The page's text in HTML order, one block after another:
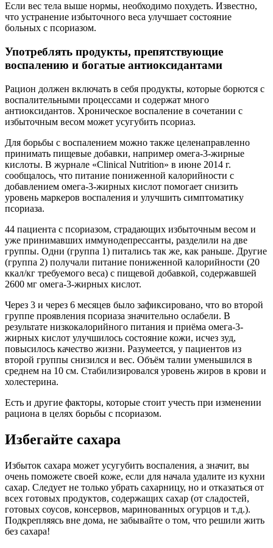
Если вес тела выше нормы, необходимо похудеть. Известно,
что устранение избыточного веса улучшает состояние
больных с псориазом.
Употреблять продукты, препятствующие
воспалению и богатые антиоксидантами
Рацион должен включать в себя продукты, которые борются с
воспалительными процессами и содержат много
антиоксидантов. Хроническое воспаление в сочетании с
избыточным весом может усугубить псориаз.
Для борьбы с воспалением можно также целенаправленно
принимать пищевые добавки, например омега-3-жирные
кислоты. В журнале «Clinical Nutrition» в июне 2014 г.
сообщалось, что питание пониженной калорийности с
добавлением омега-3-жирных кислот помогает снизить
уровень маркеров воспаления и улучшить симптоматику
псориаза.
44 пациента с псориазом, страдающих избыточным весом и
уже принимавших иммунодепрессанты, разделили на две
группы. Одни (группа 1) питались так же, как раньше. Другие
(группа 2) получали питание пониженной калорийности (20
ккал/кг требуемого веса) с пищевой добавкой, содержавшей
2600 мг омега-3-жирных кислот.
Через 3 и через 6 месяцев было зафиксировано, что во второй
группе проявления псориаза значительно ослабели. В
результате низкокалорийного питания и приёма омега-3-
жирных кислот улучшилось состояние кожи, исчез зуд,
повысилось качество жизни. Разумеется, у пациентов из
второй группы снизился и вес. Объём талии уменьшился в
среднем на 10 см. Стабилизировался уровень жиров в крови и
холестерина.
Есть и другие факторы, которые стоит учесть при изменении
рациона в целях борьбы с псориазом.
Избегайте сахара
Избыток сахара может усугубить воспаления, а значит, вы
очень поможете своей коже, если для начала удалите из кухни
сахар. Следует не только убрать сахарницу, но и отказаться от
всех готовых продуктов, содержащих сахар (от сладостей,
готовых соусов, консервов, маринованных огурцов и т.д.).
Подкрепляясь вне дома, не забывайте о том, что решили жить
без сахара!